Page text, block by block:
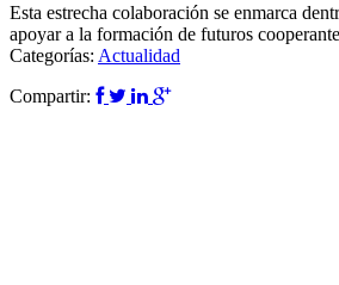
Esta estrecha colaboración se enmarca
apoyar a la formación de futuros
Categorías: Actualidad
Compartir: